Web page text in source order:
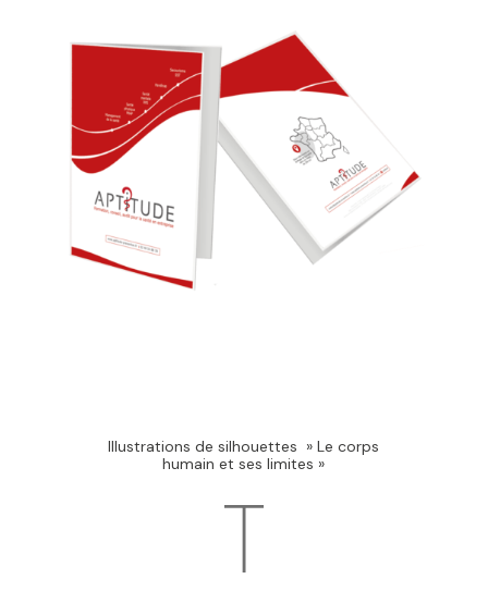
Illustrations de silhouettes » Le corps
humain et ses limites »